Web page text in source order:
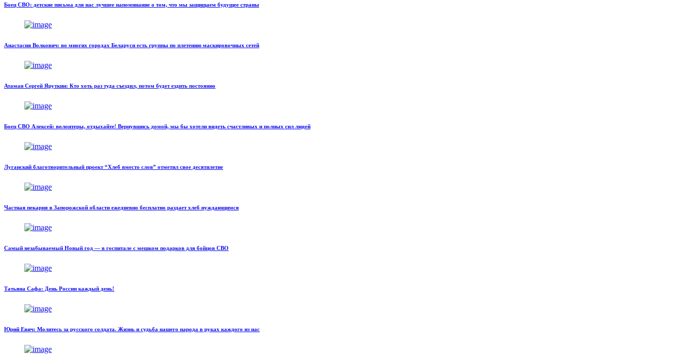
Боец СВО: детские письма для нас лучшее напоминание о том, что мы защищаем будущее страны
Анастасия Волкович: во многих городах Беларуси есть группы по плетению маскировочных сетей
Атаман Сергей Яруткин: Кто хоть раз туда съездил, потом будет ездить постоянно
Боец СВО Алексей: волонтеры, отдыхайте! Вернувшись домой, мы бы хотели видеть счастливых и полных сил людей
Луганский благотворительный проект “Хлеб вместо слов” отметил свое десятилетие
Частная пекарня в Запорожской области ежедневно бесплатно раздает хлеб нуждающимся
Самый незабываемый Новый год — в госпитале с мешком подарков для бойцов СВО
Татьяна Сафа: День России каждый день!
Юрий Евич: Молитесь за русского солдата. Жизнь и судьба нашего народа в руках каждого из нас